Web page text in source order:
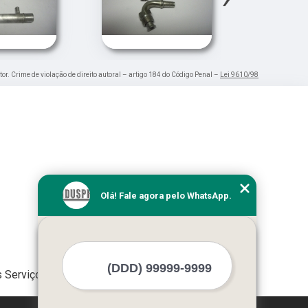
Crime de violação de direito autoral – artigo 184 do Código Penal – Lei 9610/98
Olá! Fale agora pelo WhatsApp.